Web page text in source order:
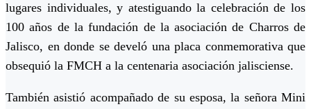
lugares individuales, y atestiguando la celebración de los
100 años de la fundación de la asociación de Charros de
Jalisco, en donde se develó una placa conmemorativa que
obsequió la FMCH a la centenaria asociación jalisciense.
También asistió acompañado de su esposa, la señora Mini